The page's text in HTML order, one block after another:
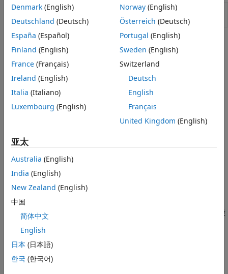
Simulink 测
试管理器
在不同执行环境中测试模型和代码，管理测试
套件，以及分析并报告结果
主题
Test Harnesses for Models and Model Components
Compare model and component test harnesses and their
parameters, and model and test harness synchronization.
创建测试框架
创建或导入测试框架并选择属性
为您的模型和子系统创建、导入和自定义测试框架配置。
管理测试框架
管理测试框架，包括打开、转换、关闭、删除和导出。
同步测试框架和模型之间的更改
传输配置集和工作区变量，更新组件设计并重建框架以反映最新设
计。
特定模型元素的测试框架构建
描述如何为某些 Simulink
Denmark (English)
Deutschland (Deutsch)
España (Español)
Finland (English)
France (Français)
Ireland (English)
Italia (Italiano)
Luxembourg (English)
Norway(English)
Österreich (Deutsch)
Portugal (English)
Sweden (English)
Switzerland
Deutsch
English
Français
United Kingdom (English)
亚太
Australia (English)
India (English)
New Zealand (English)
中国
简体中文
English
日本 (日本語)
한국 (한국어)